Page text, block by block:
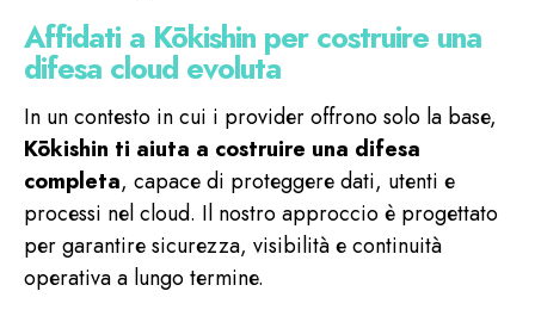
Affidati a Kōkishin per costruire una
difesa cloud evoluta
In un contesto in cui i provider offrono solo la base,
Kōkishin ti aiuta a costruire una difesa
completa, capace di proteggere dati, utenti e
processi nel cloud. Il nostro approccio è progettato
per garantire sicurezza, visibilità e continuità
operativa a lungo termine.